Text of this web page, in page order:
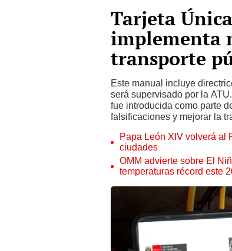
Tarjeta
implementa
transporte
Este manual incluye
será supervisado por la
fue introducida como parte
falsificaciones y mejorar la
Papa León XIV volverá al
ciudades
OMM advierte sobre El
temperaturas récord este